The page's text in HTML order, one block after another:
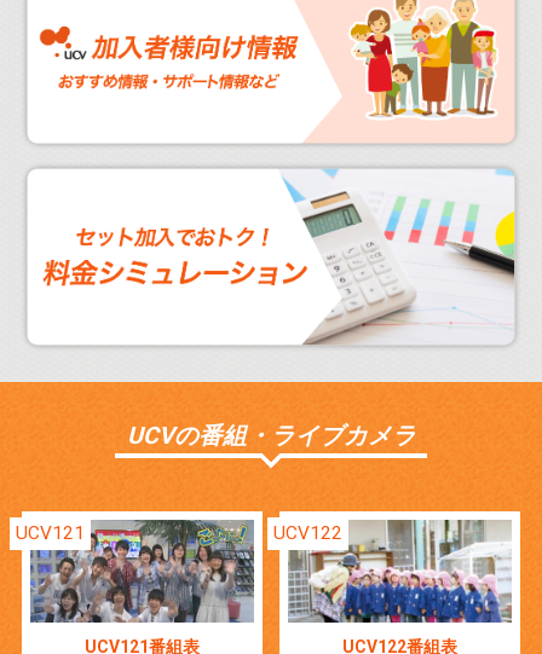
UCVの番組・ライブカメラ
UCV121
UCV121番組表
UCV122
UCV122番組表